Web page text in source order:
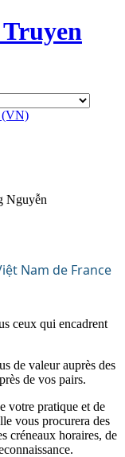
Nguyễn
ceux qui encadrent
de valeur auprès des
de vos pairs.
votre pratique et de
vous procurera des
créneaux horaires, de